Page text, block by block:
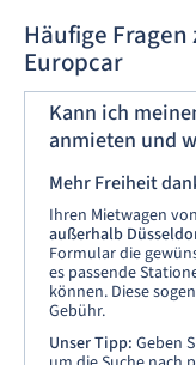
Häufige
Europcar
Kann ich
anmieten und
Mehr Freiheit
Ihren Mietwagen
außerhalb
Formular die
es passende
können. Diese
Gebühr.
Unser Tipp: Geben